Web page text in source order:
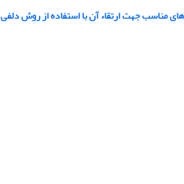
مناسب جهت ارتقاء آن با استفاده از روش دلفی